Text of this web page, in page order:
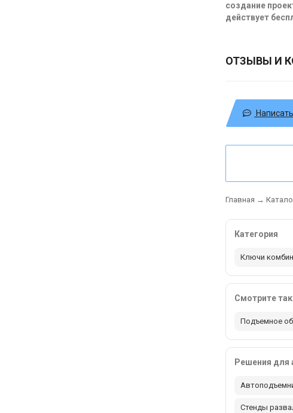
создание
действует
ОТЗЫВЫ И
Главная →
Категория
Ключи
Смотрите
Подъемное
Решения для
Стенды